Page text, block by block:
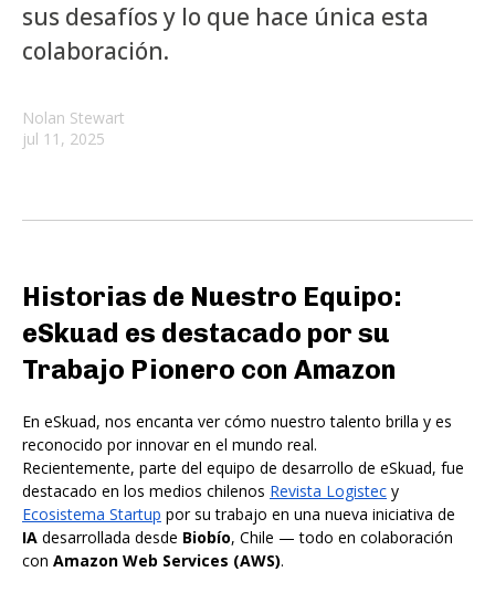
sus desafíos y lo que hace única esta
colaboración.
Nolan Stewart
jul 11, 2025
Historias de Nuestro Equipo:
eSkuad es destacado por su
Trabajo Pionero con Amazon
En eSkuad, nos encanta ver cómo nuestro talento brilla y es
reconocido por innovar en el mundo real.
Recientemente, parte del equipo de desarrollo de eSkuad, fue
destacado en los medios chilenos Revista Logistec y
Ecosistema Startup por su trabajo en una nueva iniciativa de
IA desarrollada desde Biobío, Chile — todo en colaboración
con Amazon Web Services (AWS).